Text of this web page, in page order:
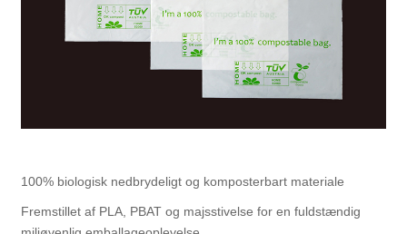
100% biologisk nedbrydeligt og komposterbart materiale
Fremstillet af PLA, PBAT og majsstivelse for en fuldstændig